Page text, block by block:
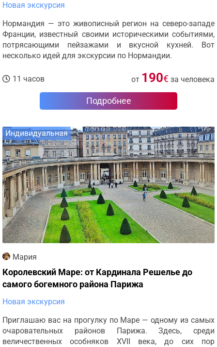
Новая экскурсия
Нормандия — это живописный регион на северо-западе
Франции, известный своими историческими событиями,
потрясающими пейзажами и вкусной кухней. Вот
несколько идей для экскурсии по Нормандии.
11 часов от 190€ за человека
Подробнее
Индивидуальная
Мария
Королевский Маре: от Кардинала Решелье до
самого богемного района Парижа
Новая экскурсия
Приглашаю вас на прогулку по Маре — одному из самых
очаровательных районов Парижа. Здесь, среди
величественных особняков XVII века, до сих пор